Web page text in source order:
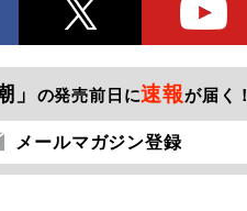
」 の発売前日に速報が届く！
メールマガジン登録